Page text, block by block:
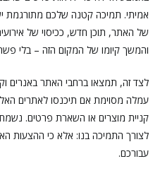
אמיתי. תמיכה קטנה שלכם מתורגמת
של האתר, תוכן חדש, ככיסוי של
והמשך קיומו של המקום הזה – בלי
לצד זה, תמצאו ברחבי האתר באנרים
עמלה מסוימת אם תיכנסו לאתרים
קניית מוצרים או השארת פרטים.
לצורך התמיכה בנו: אלא כי ההצעות
עבורכם.